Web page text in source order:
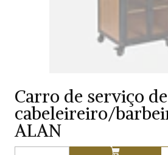
Carro de serviço de
cabeleireiro/
ALAN